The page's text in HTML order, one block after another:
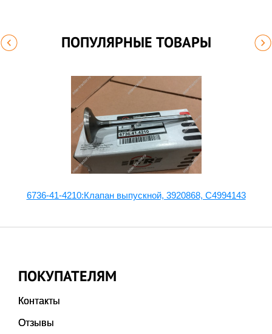
ПОПУЛЯРНЫЕ ТОВАРЫ
6736-41-4210:Клапан выпускной, 3920868, С4994143
ПОКУПАТЕЛЯМ
Контакты
Отзывы